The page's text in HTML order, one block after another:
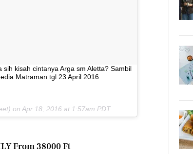
kisah cintanya Arga sm Aletta? Sambil
Matraman tgl 23 April 2016
on Apr 18, 2016 at 1:57am PDT
From 38000 Ft